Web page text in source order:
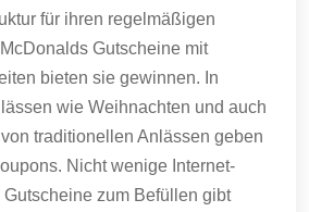
für ihren regelmäßigen
Gutscheine mit
bieten sie gewinnen. In
wie Weihnachten und auch
traditionellen Anlässen geben
Nicht wenige Internet-
zum Befüllen gibt